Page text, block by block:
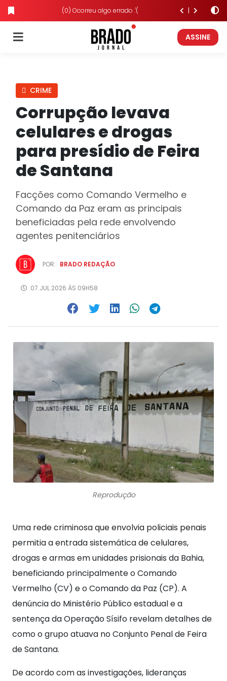
(0) Ocorreu algo errado :'(
ASSINE
CRIME
Corrupção levava
celulares e drogas
para presídio de Feira
de Santana
Facções como Comando Vermelho e
Comando da Paz eram as principais
beneficiadas pela rede envolvendo
agentes penitenciários
POR: BRADO REDAÇÃO
07.JUL.2026 ÀS 09H58
Reprodução
Uma rede criminosa que envolvia policiais penais
permitia a entrada sistemática de celulares,
drogas e armas em unidades prisionais da Bahia,
beneficiando principalmente o Comando
Vermelho (CV) e o Comando da Paz (CP). A
denúncia do Ministério Público estadual e a
sentença da Operação Sísifo revelam detalhes de
como o grupo atuava no Conjunto Penal de Feira
de Santana.
De acordo com as investigações, lideranças